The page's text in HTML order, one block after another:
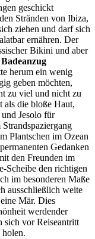
geschickt
Stränden von Ibiza,
ziehen und darf sich
ernähren. Der
Bikini und aber
herum ein wenig
geben möchten,
zu viel und nicht zu
als die bloße Haut,
Jesolo für
Plantschen im Ozean
Gedanken
den Freunden im
Scheibe den richtigen
im besonderen Maße
ausschließlich weite
Mär. Dies
werdender
sich vor Reiseantritt
holen.